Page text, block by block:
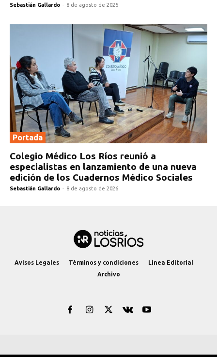
Sebastián Gallardo - 8 de agosto de 2026
Portada
Colegio Médico Los Ríos reunió a
especialistas en lanzamiento de una nueva
edición de los Cuadernos Médico Sociales
Sebastián Gallardo - 8 de agosto de 2026
Avisos Legales Términos y condiciones
Línea Editorial
Archivo